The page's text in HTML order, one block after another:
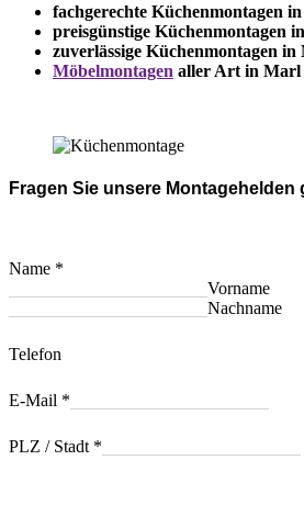
fachgerechte Küchenmontagen
preisgünstige Küchenmontagen
zuverlässige Küchenmontagen
Möbelmontagen aller Art in Marl
Fragen Sie unsere
Name *
Vorname
Nachname
Telefon
E-Mail *
PLZ / Stadt *